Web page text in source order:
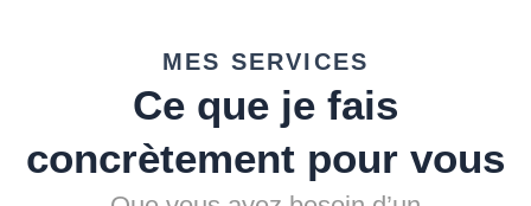
MES SERVICES
Ce que je fais
concrètement pour vous